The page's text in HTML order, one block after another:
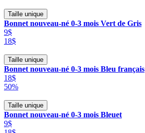
Taille unique
Bonnet nouveau-né 0-3 mois Vert de Gris
9$
18$
Taille unique
Bonnet nouveau-né 0-3 mois Bleu français
18$
50%
Taille unique
Bonnet nouveau-né 0-3 mois Bleuet
9$